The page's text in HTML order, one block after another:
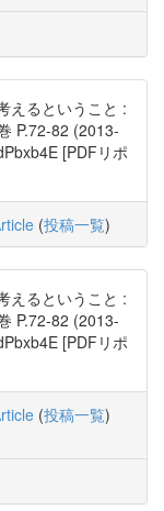
えるということ :
P.72-82 (2013-
[PDFリポ
(投稿一覧)
えるということ :
P.72-82 (2013-
[PDFリポ
(投稿一覧)